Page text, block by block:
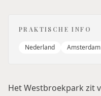
PRAKTISCHE INFO
Nederland Amsterdam
Het Westbroekpark zit